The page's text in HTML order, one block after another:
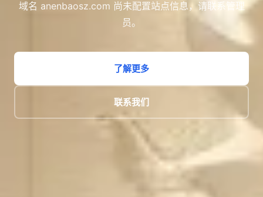
域名 anenbaosz.com 尚未配置站点信息，请联系管理
员。
了解更多
联系我们